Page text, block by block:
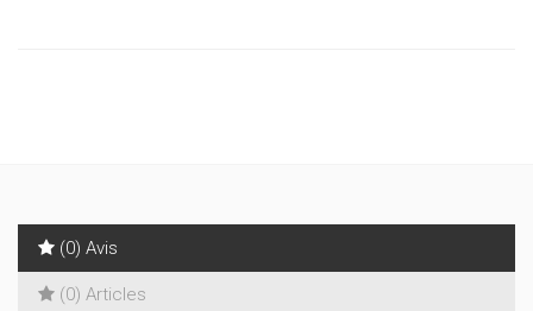
(0) Avis
(0) Articles